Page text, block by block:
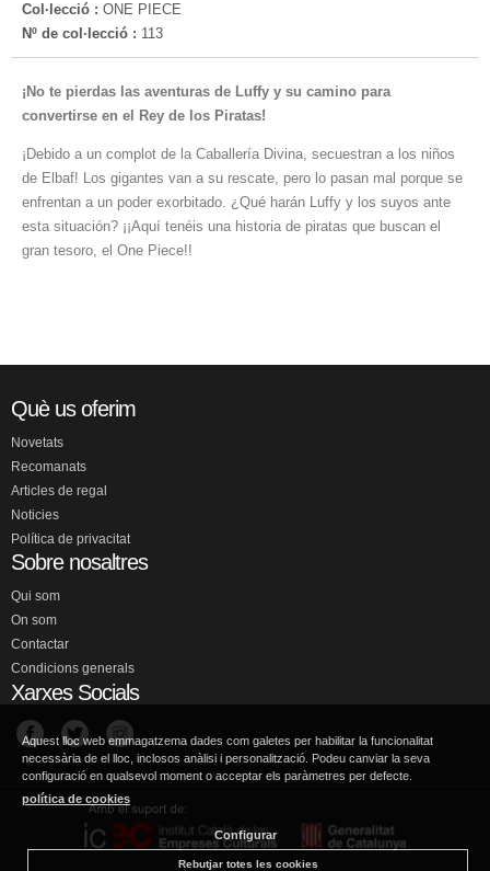
Col·lecció : ONE PIECE
Nº de col·lecció : 113
¡No te pierdas las aventuras de Luffy y su camino para
convertirse en el Rey de los Piratas!
¡Debido a un complot de la Caballería Divina, secuestran a los niños
de Elbaf! Los gigantes van a su rescate, pero lo pasan mal porque se
enfrentan a un poder exorbitado. ¿Qué harán Luffy y los suyos ante
esta situación? ¡¡Aquí tenéis una historia de piratas que buscan el
gran tesoro, el One Piece!!
Què us oferim
Novetats
Recomanats
Articles de regal
Noticies
Política de privacitat
Sobre nosaltres
Qui som
On som
Contactar
Condicions generals
Xarxes Socials
Aquest lloc web emmagatzema dades com galetes per habilitar la funcionalitat
necessària de el lloc, inclosos anàlisi i personalització. Podeu canviar la seva
configuració en qualsevol moment o acceptar els paràmetres per defecte.
política de cookies
Configurar
Rebutjar totes les cookies